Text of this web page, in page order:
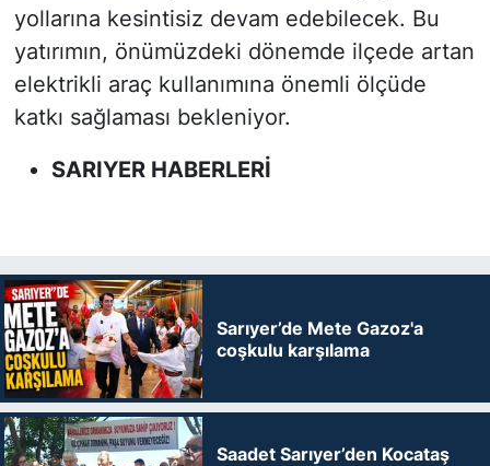
yollarına kesintisiz devam edebilecek. Bu
yatırımın, önümüzdeki dönemde ilçede artan
elektrikli araç kullanımına önemli ölçüde
katkı sağlaması bekleniyor.
SARIYER HABERLERİ
Sarıyer’de Mete Gazoz'a
coşkulu karşılama
Saadet Sarıyer’den Kocataş